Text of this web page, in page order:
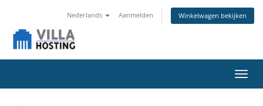
Nederlands Aanmelden Winkelwagen bekijken
in-/